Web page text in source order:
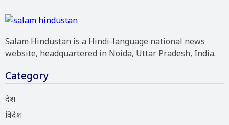
Salam Hindustan is a Hindi-language national news
website, headquartered in Noida, Uttar Pradesh, India.
Category
देश
विदेश